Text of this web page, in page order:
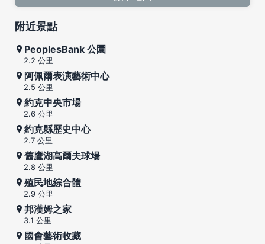
附近景點
PeoplesBank 公園
2.2 公里
阿佩爾表演藝術中心
2.5 公里
約克中央市場
2.6 公里
約克縣歷史中心
2.7 公里
舊鷹湖高爾夫球場
2.8 公里
殖民地綜合體
2.9 公里
邦漢姆之家
3.1 公里
國會藝術收藏